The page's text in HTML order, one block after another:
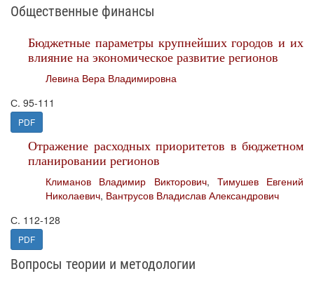
Общественные финансы
Бюджетные параметры крупнейших городов и их
влияние на экономическое развитие регионов
Левина Вера Владимировна
С. 95-111
PDF
Отражение расходных приоритетов в бюджетном
планировании регионов
Климанов Владимир Викторович, Тимушев Евгений
Николаевич, Вантрусов Владислав Александрович
С. 112-128
PDF
Вопросы теории и методологии